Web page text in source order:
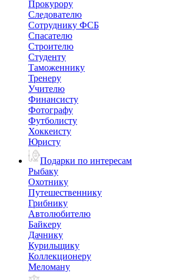
Прокурору
Следователю
Сотруднику ФСБ
Спасателю
Строителю
Студенту
Таможеннику
Тренеру
Учителю
Финансисту
Фотографу
Футболисту
Хоккеисту
Юристу
Подарки по интересам
Рыбаку
Охотнику
Путешественнику
Грибнику
Автолюбителю
Байкеру
Дачнику
Курильщику
Коллекционеру
Меломану